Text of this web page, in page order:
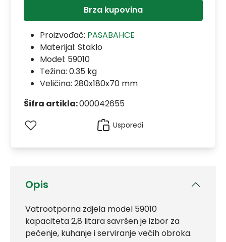
Opis
Vatrootporna zdjela model 59010
kapaciteta 2,8 litara savršen je izbor za
pečenje, kuhanje i serviranje većih obroka.
Brza kupovina
Proizvođač: PASABAHCE
Materijal: Staklo
Model: 59010
Težina: 0.35 kg
Veličina: 280x180x70 mm
Šifra artikla:000042655
Usporedi